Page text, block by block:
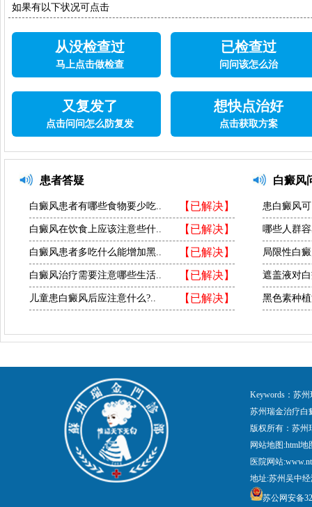
如果有以下状况可点击
从没检查过
马上点击做检查
已检查过
问问该怎么治
又复发了
点击问问怎么防复发
想快点治好
点击获取方案
患者答疑
【已解决】
白癜风患者有哪些食物要少吃..
【已解决】
白癜风在饮食上应该注意些什..
【已解决】
白癜风患者多吃什么能增加黑..
【已解决】
白癜风治疗需要注意哪些生活..
【已解决】
儿童患白癜风后应注意什么?..
白癜风
患白癜风
哪些人群
局限性白
遮盖液对
黑色素种
Keywords：苏
苏州瑞金治疗白
版权所有：苏
网站地图:html地
医院网站
地址:苏州吴中
苏公网安备